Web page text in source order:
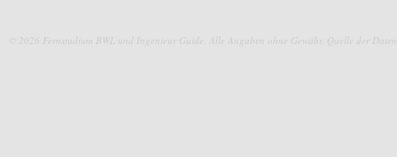
© 2026 Fernstudium BWL und Ingenieur Guide. Alle Angaben ohne Gewähr. Quelle der